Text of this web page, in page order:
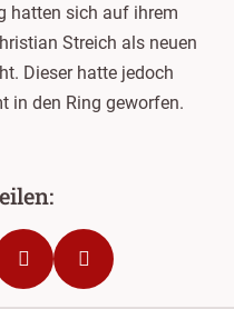
hatten sich auf ihrem
Streich als neuen
Dieser hatte jedoch
in den Ring geworfen.